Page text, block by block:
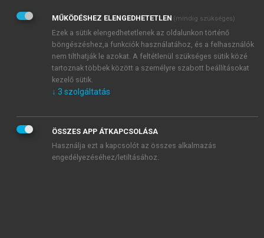
Adatkezelési tájékoztatóbanfoglaltakat tudomásul
veszem és elfogadom.
Általános vásárlási feltételeket, valamint a szotar.netés a
mersz.huoldalak licencszerződéseiben foglaltakat
tudomásul veszem és elfogadom.
KIPRÓBÁLOM
MŰKÖDÉSHEZ ELENGEDHETETLEN (mindig szükséges)
Ezek a sütik elengedhetetlenek az oldalunkon történő
böngészéshez,a funkciók használatához, és a felhasználók
nem tilthatják le azokat. A feltétlenül szükséges sütik közé
tartoznak többek között a személyre szabott beállításokat
kezelő sütik.
↓ 3 szolgáltatás
ÖSSZES APP ÁTKAPCSOLÁSA
Használja ezt a kapcsolót az összes alkalmazás
engedélyezéséhez/letiltásához.